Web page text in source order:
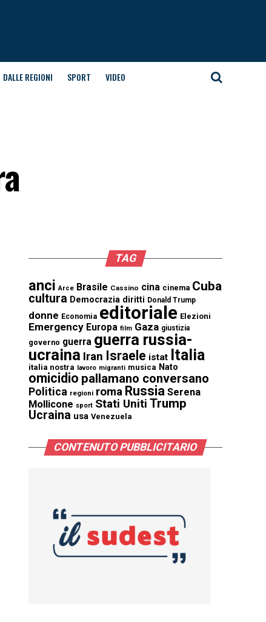
DALLE REGIONI SPORT VIDEO
TAG
anci Arce Brasile Cassino cina cinema Cuba
cultura Democrazia diritti Donald Trump
donne Economia editoriale Elezioni
Emergency Europa film Gaza giustizia
governo guerra guerra russia-
ucraina Iran Israele istat Italia
italia nostra lavoro migranti musica Nato
omicidio pallamano conversano
Politica regioni roma Russia Serena
Mollicone sport Stati Uniti Trump
Ucraina usa Venezuela
CONTENUTO PUBBLICITARIO